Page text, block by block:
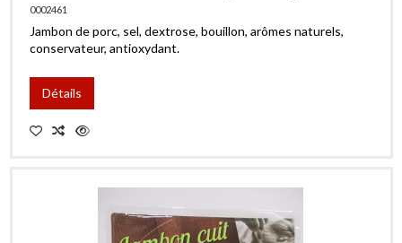
0002461
Jambon de porc, sel, dextrose, bouillon, arômes naturels,
conservateur, antioxydant.
Détails